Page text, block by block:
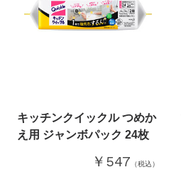
キッチンクイックル つめか
え用 ジャンボパック 24枚
￥547 （税込）